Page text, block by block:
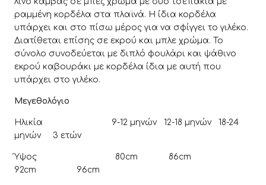
ραμμένη κορδέλα στα πλαϊνά. Η ίδια κορδέλα
υπάρχει και στο πίσω μέρος για να σφίγγει το γιλέκο.
Διατίθεται επίσης σε εκρού και μπλε χρώμα. Το
σύνολο συνοδεύεται με διπλό φουλάρι και ψάθινο
εκρού καβουράκι με κορδέλα ίδια με αυτή που
υπάρχει στο γιλέκο.
Μεγεθολόγιο
Ηλικία 9-12 μηνών 12-18 μηνών 18-24
μηνών 3 ετών
Ύψος 80cm 86cm
92cm 96cm